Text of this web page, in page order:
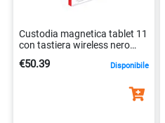
Custodia magnetica tablet 11
con tastiera wireless nero
€50.39 Disponibile